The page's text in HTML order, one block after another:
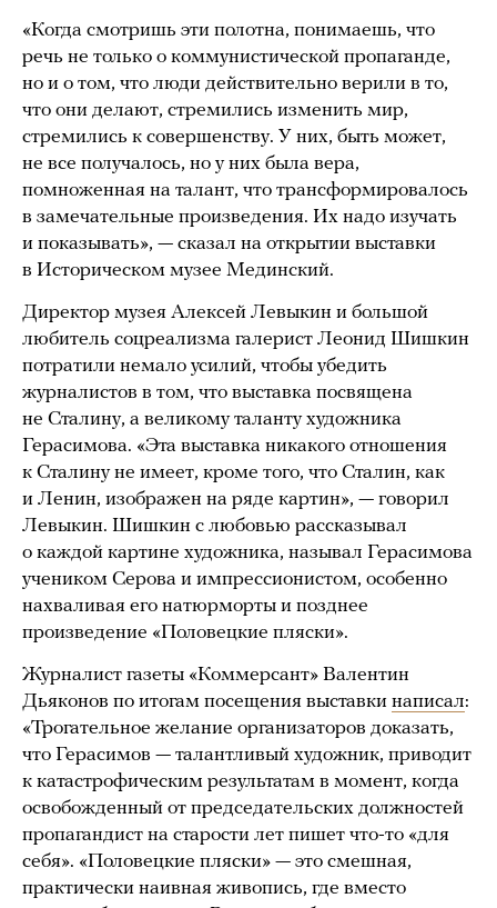
«Когда смотришь эти полотна, понимаешь, что
речь не только о коммунистической пропаганде,
но и о том, что люди действительно верили в то,
что они делают, стремились изменить мир,
стремились к совершенству. У них, быть может,
не все получалось, но у них была вера,
помноженная на талант, что трансформировалось
в замечательные произведения. Их надо изучать
и показывать», — сказал на открытии выставки
в Историческом музее Мединский.
Директор музея Алексей Левыкин и большой
любитель соцреализма галерист Леонид Шишкин
потратили немало усилий, чтобы убедить
журналистов в том, что выставка посвящена
не Сталину, а великому таланту художника
Герасимова. «Эта выставка никакого отношения
к Сталину не имеет, кроме того, что Сталин, как
и Ленин, изображен на ряде картин», — говорил
Левыкин. Шишкин с любовью рассказывал
о каждой картине художника, называл Герасимова
учеником Серова и импрессионистом, особенно
нахваливая его натюрморты и позднее
произведение «Половецкие пляски».
Журналист газеты «Коммерсант» Валентин
Дьяконов по итогам посещения выставки написал:
«Трогательное желание организаторов доказать,
что Герасимов — талантливый художник, приводит
к катастрофическим результатам в момент, когда
освобожденный от председательских должностей
пропагандист на старости лет пишет что-то «для
себя». «Половецкие пляски» — это смешная,
практически наивная живопись, где вместо